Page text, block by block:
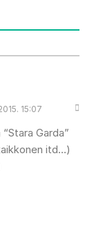
15:07
Garda”
itd…)